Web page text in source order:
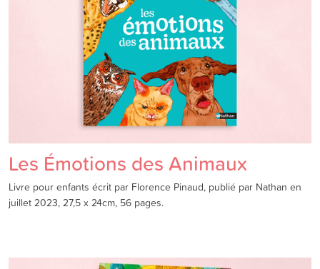
Les Émotions des Animaux
Livre pour enfants écrit par Florence Pinaud, publié par Nathan en
juillet 2023, 27,5 x 24cm, 56 pages.